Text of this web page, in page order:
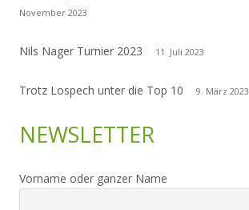
November 2023
Nils Nager Turnier 2023 11. Juli 2023
Trotz Lospech unter die Top 10 9. März 2023
NEWSLETTER
Vorname oder ganzer Name